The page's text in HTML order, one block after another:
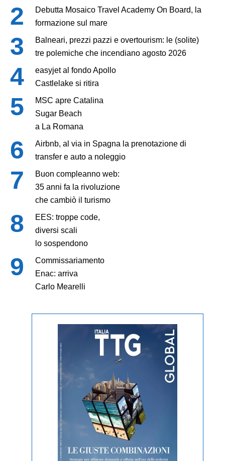
Debutta Mosaico Travel Academy On Board, la
formazione sul mare
Balneari, prezzi pazzi e overtourism: le (solite)
tre polemiche che incendiano agosto 2026
easyjet al fondo Apollo
Castlelake si ritira
MSC apre Catalina
Sugar Beach
a La Romana
Airbnb, al via in Spagna la prenotazione di
transfer e auto a noleggio
Buon compleanno web:
35 anni fa la rivoluzione
che cambiò il turismo
EES: troppe code,
diversi scali
lo sospendono
Commissariamento
Enac: arriva
Carlo Mearelli